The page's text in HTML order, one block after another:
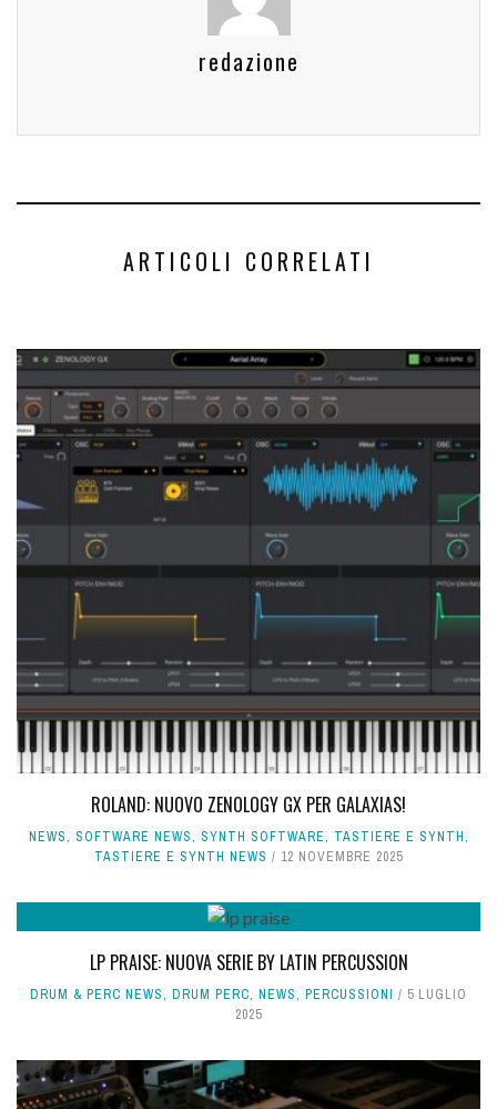
redazione
ARTICOLI CORRELATI
ROLAND: NUOVO ZENOLOGY GX PER GALAXIAS!
NEWS, SOFTWARE NEWS, SYNTH SOFTWARE, TASTIERE E SYNTH,
TASTIERE E SYNTH NEWS
12 NOVEMBRE 2025
LP PRAISE: NUOVA SERIE BY LATIN PERCUSSION
DRUM & PERC NEWS, DRUM PERC, NEWS, PERCUSSIONI
5 LUGLIO
2025